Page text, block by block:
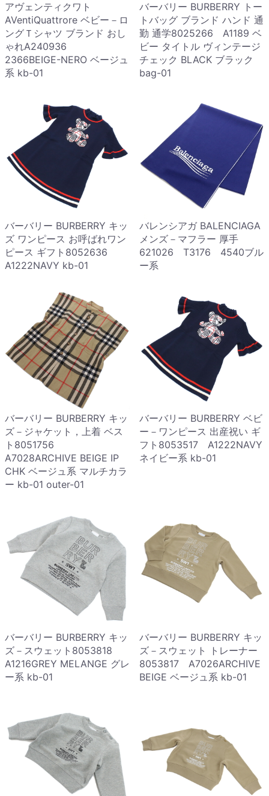
アヴェンティクワト
AVentiQuattrore ベビー－ロ
ングＴシャツ ブランド おし
ゃれA240936
2366BEIGE-NERO ベージュ
系 kb-01
バーバリー BURBERRY トー
トバッグ ブランド ハンド 通
勤 通学8025266 A1189 ベ
ビー タイトル ヴィンテージ
チェック BLACK ブラック
bag-01
バーバリー BURBERRY キッ
ズ ワンピース お呼ばれワン
ピース ギフト8052636
A1222NAVY kb-01
バレンシアガ BALENCIAGA
メンズ－マフラー 厚手
621026 T3176 4540ブル
ー系
バーバリー BURBERRY キッ
ズ－ジャケット，上着 ベス
ト8051756
A7028ARCHIVE BEIGE IP
CHK ベージュ系 マルチカラ
ー kb-01 outer-01
バーバリー BURBERRY ベビ
ー－ワンピース 出産祝い ギ
フト8053517 A1222NAVY
ネイビー系 kb-01
バーバリー BURBERRY キッ
ズ－スウェット8053818
A1216GREY MELANGE グレ
ー系 kb-01
バーバリー BURBERRY キッ
ズ－スウェット トレーナー
8053817 A7026ARCHIVE
BEIGE ベージュ系 kb-01